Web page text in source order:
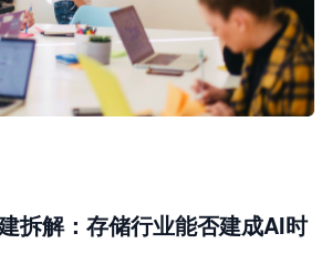
拆解：存储行业能否建成AI时